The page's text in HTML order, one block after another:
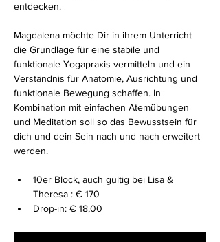
entdecken.
Magdalena möchte Dir in ihrem Unterricht
die Grundlage für eine stabile und
funktionale Yogapraxis vermitteln und ein
Verständnis für Anatomie, Ausrichtung und
funktionale Bewegung schaffen. In
Kombination mit einfachen Atemübungen
und Meditation soll so das Bewusstsein für
dich und dein Sein nach und nach erweitert
werden.
10er Block, auch gültig bei Lisa &
Theresa : € 170
Drop-in: € 18,00